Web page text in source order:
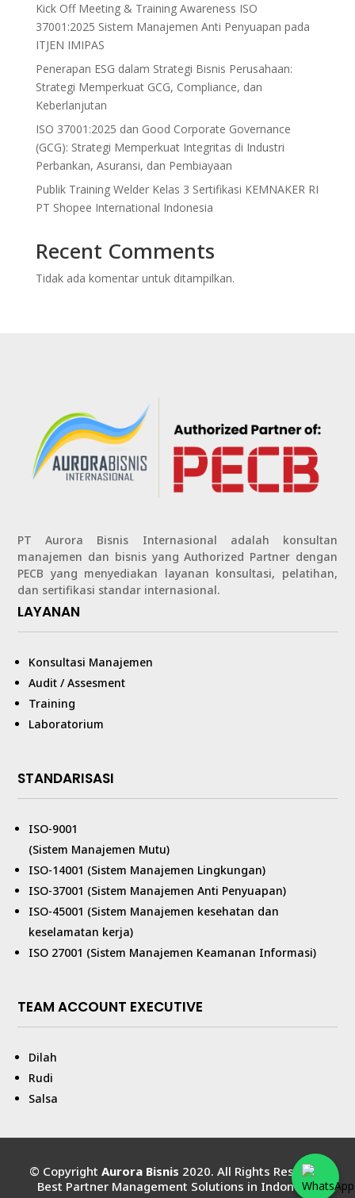
Kick Off Meeting & Training Awareness ISO
37001:2025 Sistem Manajemen Anti Penyuapan pada
ITJEN IMIPAS
Penerapan ESG dalam Strategi Bisnis Perusahaan:
Strategi Memperkuat GCG, Compliance, dan
Keberlanjutan
ISO 37001:2025 dan Good Corporate Governance
(GCG): Strategi Memperkuat Integritas di Industri
Perbankan, Asuransi, dan Pembiayaan
Publik Training Welder Kelas 3 Sertifikasi KEMNAKER RI
PT Shopee International Indonesia
Recent Comments
Tidak ada komentar untuk ditampilkan.
PT Aurora Bisnis Internasional adalah konsultan
manajemen dan bisnis yang Authorized Partner dengan
PECB yang menyediakan layanan konsultasi, pelatihan,
dan sertifikasi standar internasional.
LAYANAN
Konsultasi Manajemen
Audit / Assesment
Training
Laboratorium
STANDARISASI
ISO-9001
(Sistem Manajemen Mutu)
ISO-14001 (Sistem Manajemen Lingkungan)
ISO-37001 (Sistem Manajemen Anti Penyuapan)
ISO-45001 (Sistem Manajemen kesehatan dan
keselamatan kerja)
ISO 27001 (Sistem Manajemen Keamanan Informasi)
TEAM ACCOUNT EXECUTIVE
Dilah
Rudi
Salsa
© Copyright Aurora Bisnis 2020. All Rights Reserved
Best Partner Management Solutions in Indonesia